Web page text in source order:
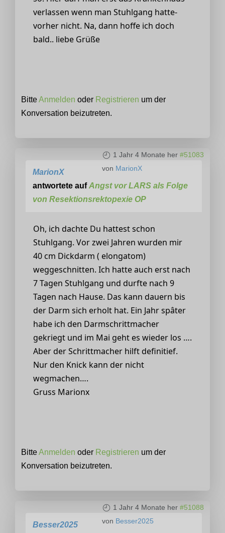
verlassen wenn man Stuhlgang hatte-
vorher nicht. Na, dann hoffe ich doch
bald.. liebe Grüße
BitteAnmelden oder Registrieren um der
Konversation beizutreten.
1 Jahr 4 Monate her #51083
von MarionX
MarionX
antwortete aufAngst vor LARS als Folge
von Resektionsrektopexie OP
Oh, ich dachte Du hattest schon
Stuhlgang. Vor zwei Jahren wurden mir
40 cm Dickdarm ( elongatom)
weggeschnitten. Ich hatte auch erst nach
7 Tagen Stuhlgang und durfte nach 9
Tagen nach Hause. Das kann dauern bis
der Darm sich erholt hat. Ein Jahr spâter
habe ich den Darmschrittmacher
gekriegt und im Mai geht es wieder los ….
Aber der Schrittmacher hilft definitief.
Nur den Knick kann der nicht
wegmachen….
Gruss Marionx
BitteAnmelden oder Registrieren um der
Konversation beizutreten.
1 Jahr 4 Monate her #51088
von Besser2025
Besser2025